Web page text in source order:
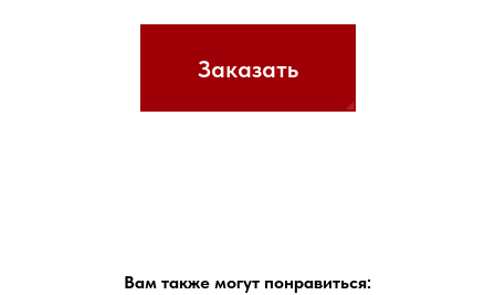
Заказать
Вам также могут понравиться: